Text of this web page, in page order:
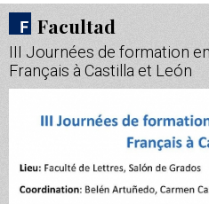
Facultad
III Journées de formation
Français à Castilla et León